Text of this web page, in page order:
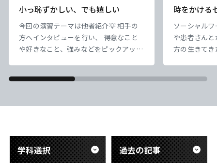
小っ恥ずかしい、でも嬉しい
今回の演習テーマは他者紹介💡 相手の
方へインタビューを行い、 得意なこと
や好きなこと、強みなどをピックアップ
れる体験も多くなく… いざ、褒められ
でも、自分が気づいていない良いところ
しれません…!
時をかける
ソーシャル
や患者さん
方の生きて
代をグルー
たり、 グル
う〜。 …初
学科選択 過去の記事